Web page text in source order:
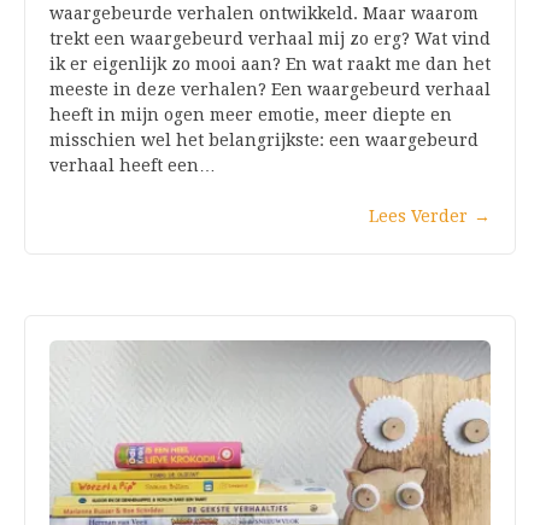
waargebeurde verhalen ontwikkeld. Maar waarom
trekt een waargebeurd verhaal mij zo erg? Wat vind
ik er eigenlijk zo mooi aan? En wat raakt me dan het
meeste in deze verhalen? Een waargebeurd verhaal
heeft in mijn ogen meer emotie, meer diepte en
misschien wel het belangrijkste: een waargebeurd
verhaal heeft een…
Lees Verder →